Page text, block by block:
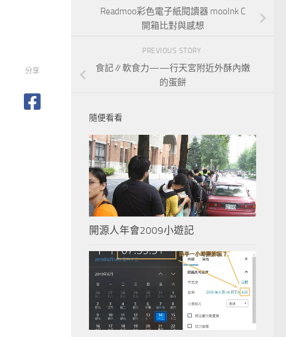
分享
Readmoo彩色電子紙閱讀器 mooInk C
開箱比對與感想
PREVIOUS STORY
食記∥軟食力——行天宮附近外酥內嫩
的蛋餅
隨便看看
開源人年會2009小遊記